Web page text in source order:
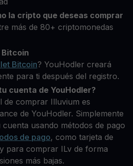
la cripto que deseas comprar
más de 80+ criptomonedas
Bitcoin? YouHodler creará
para ti después del registro.
cuenta de YouHodler?
de comprar Illuvium es
de YouHodler. Simplemente
usando métodos de pago
de pago, como tarjeta de
para comprar ILv de forma
más bajas.